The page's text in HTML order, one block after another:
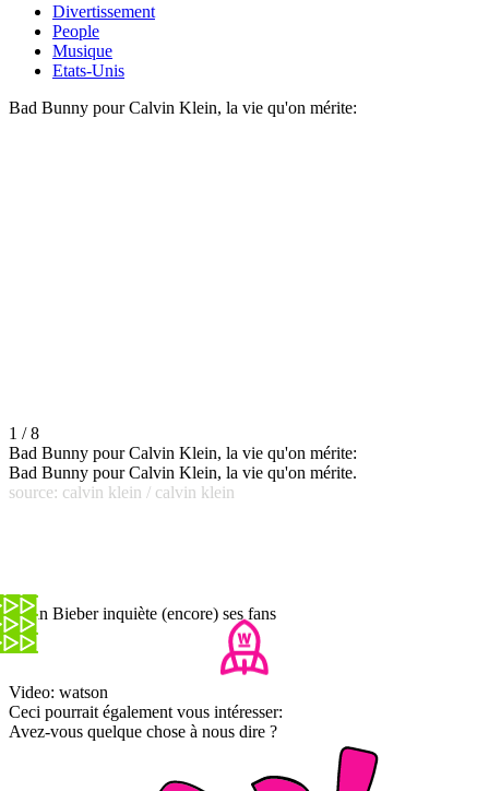
Divertissement
People
Musique
Etats-Unis
Bad Bunny pour Calvin Klein, la vie qu'on mérite:
1 / 8
Bad Bunny pour Calvin Klein, la vie qu'on mérite:
Bad Bunny pour Calvin Klein, la vie qu'on mérite.
source: calvin klein / calvin klein
Justin Bieber inquiète (encore) ses fans
Video: watson
Ceci pourrait également vous intéresser:
Avez-vous quelque chose à nous dire ?